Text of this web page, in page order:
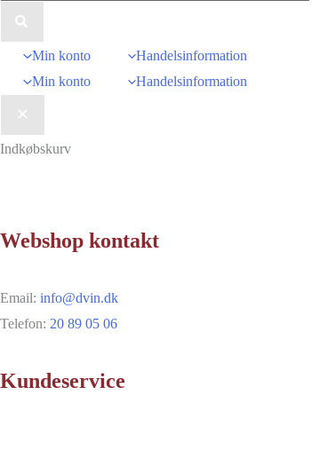
efter:
Min konto
Handelsinformation
Min konto
Handelsinformation
Indkøbskurv
Webshop kontakt
Email: info@dvin.dk
Telefon: 20 89 05 06
Kundeservice